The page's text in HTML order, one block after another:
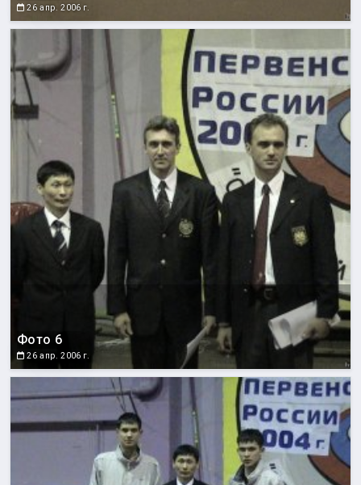
26 апр. 2006 г.
Фото 6
26 апр. 2006 г.